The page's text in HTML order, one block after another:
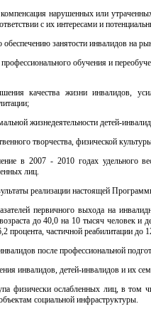
компенсация нарушенных или
с их интересами и
обеспечению занятости инвалидов на
обучения и
качества жизни инвалидов,
жизнедеятельности детей-
творчества, физической
в 2007 - 2010 годах удельного
лиц.
реализации настоящей
первичного выхода на
до 40,0 на 10 тысяч человек и
процента, частичной реабилитации до
после профессиональной
инвалидов, детей-инвалидов и их
физически ослабленных лиц, в том
социальной инфраструктуры.